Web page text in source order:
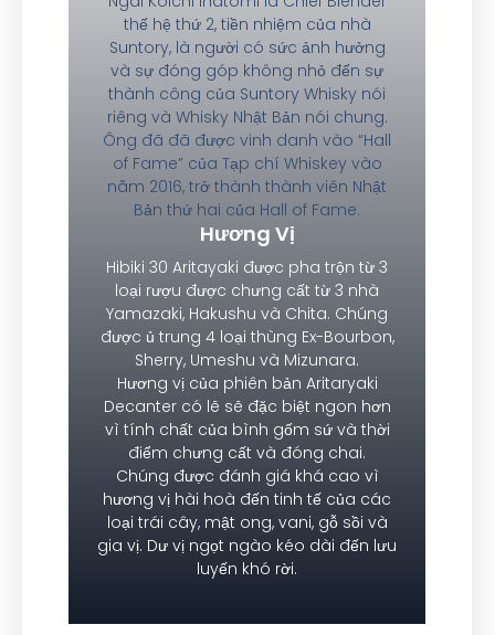
thế hệ thứ 2, tiền nhiệm của nhà
Suntory, là người có sức ảnh hưởng
và sự đóng góp không nhỏ đến sự
thành công của Suntory Whisky nói
riêng và Whisky Nhật Bản nói chung.
Ông đã đã được vinh danh vào “Hall
of Fame” của Tạp chí Whiskey vào
năm 2016, trở thành thành viên Nhật
Bản thứ hai của Hall of Fame.
Hương Vị
Hibiki 30 Aritayaki được pha trộn từ 3
loại rượu được chưng cất từ 3 nhà
Yamazaki, Hakushu và Chita. Chúng
được ủ trung 4 loại thùng Ex-Bourbon,
Sherry, Umeshu và Mizunara.
Hương vị của phiên bản Aritaryaki
Decanter có lẽ sẽ đặc biệt ngon hơn
vì tính chất của bình gốm sứ và thời
điểm chưng cất và đóng chai.
Chúng được đánh giá khá cao vì
hương vị hài hoà đến tinh tế của các
loại trái cây, mật ong, vani, gỗ sồi và
gia vị. Dư vị ngọt ngào kéo dài đến lưu
luyến khó rời.